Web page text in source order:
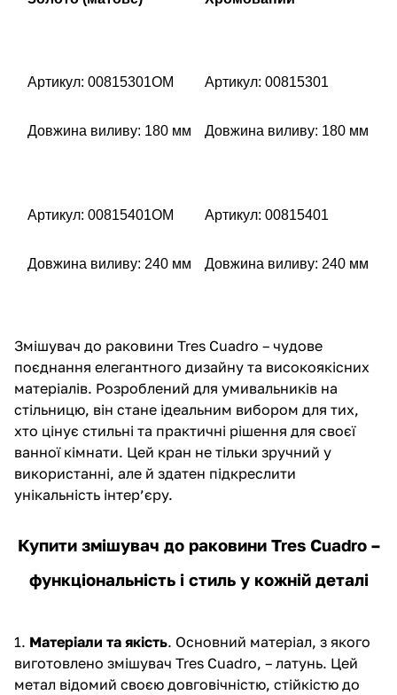
Артикул: 00815301OM
Довжина виливу: 180 мм
Артикул: 00815401OM
Довжина виливу: 240 мм
Артикул: 00815301
Довжина виливу: 180 мм
Артикул: 00815401
Довжина виливу: 240 мм
Змішувач до раковини Tres Cuadro – чудове
поєднання елегантного дизайну та високоякісних
матеріалів. Розроблений для умивальників на
стільницю, він стане ідеальним вибором для тих,
хто цінує стильні та практичні рішення для своєї
ванної кімнати. Цей кран не тільки зручний у
використанні, але й здатен підкреслити
унікальність інтер’єру.
Купити змішувач до раковини Tres Cuadro –
функціональність і стиль у кожній деталі
1. Матеріали та якість. Основний матеріал, з якого
виготовлено змішувач Tres Cuadro, – латунь. Цей
метал відомий своєю довговічністю, стійкістю до